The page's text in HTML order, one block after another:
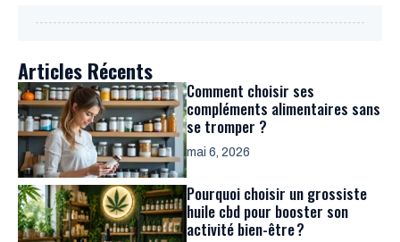
Articles Récents
Comment choisir ses
compléments alimentaires sans
se tromper ?
mai 6, 2026
Pourquoi choisir un grossiste
huile cbd pour booster son
activité bien-être ?